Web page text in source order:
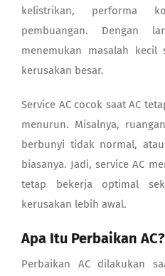
kelistrikan, performa
pembuangan. Dengan
menemukan masalah kecil
kerusakan besar.
Service AC cocok saat AC
menurun. Misalnya,
berbunyi tidak normal,
biasanya. Jadi, service AC
tetap bekerja optimal
kerusakan lebih awal.
Apa Itu Perbaikan AC?
Perbaikan AC dilakukan